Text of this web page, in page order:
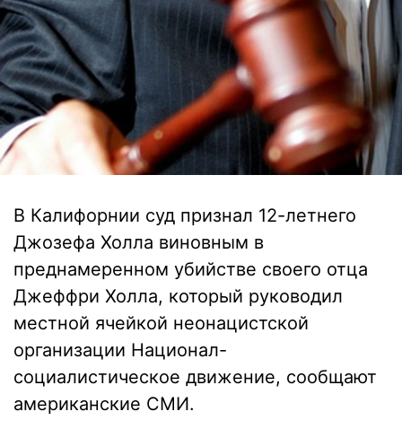
В Калифорнии суд признал 12-летнего
Джозефа Холла виновным в
преднамеренном убийстве своего отца
Джеффри Холла, который руководил
местной ячейкой неонацистской
организации Национал-
социалистическое движение, сообщают
американские СМИ.